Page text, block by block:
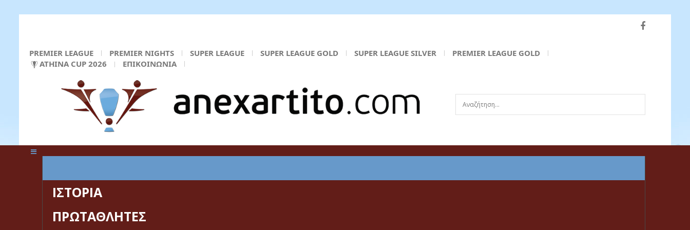
PREMIER LEAGUE PREMIER NIGHTS SUPER LEAGUE SUPER LEAGUE GOLD SUPER LEAGUE SILVER
PREMIER LEAGUE GOLD
ATHINA CUP 2026
ΕΠΙΚΟΙΝΩΝΙΑ
Αναζήτηση...
ΙΣΤΟΡΙΑ
ΠΡΩΤΑΘΛΗΤΕΣ